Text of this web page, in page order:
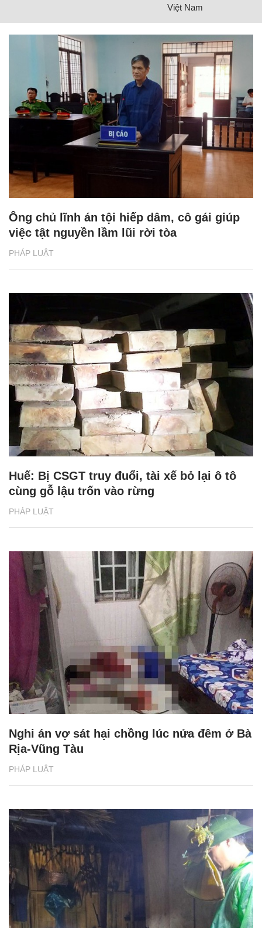
Việt Nam
PHÁP LUẬT
Ông chủ lĩnh án tội hiếp dâm, cô gái giúp
việc tật nguyền lầm lũi rời tòa
PHÁP LUẬT
Huế: Bị CSGT truy đuổi, tài xế bỏ lại ô tô
cùng gỗ lậu trốn vào rừng
PHÁP LUẬT
Nghi án vợ sát hại chồng lúc nửa đêm ở Bà
Rịa-Vũng Tàu